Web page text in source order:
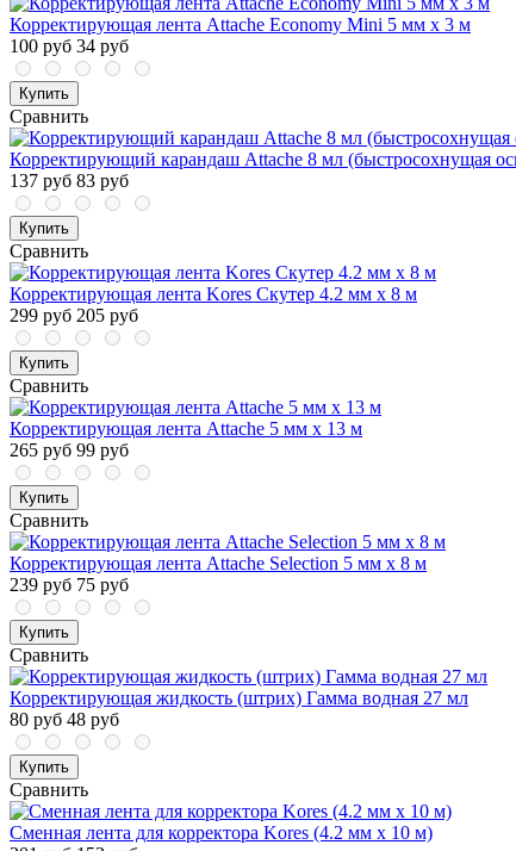
Корректирующая лента Attache Economy Mini 5 мм x 3 м
100 руб 34 руб
Купить
Сравнить
Корректирующий карандаш Attache 8 мл (быстросохнущая
137 руб 83 руб
Купить
Сравнить
Корректирующая лента Kores Скутер 4.2 мм x 8 м
299 руб 205 руб
Купить
Сравнить
Корректирующая лента Attache 5 мм x 13 м
265 руб 99 руб
Купить
Сравнить
Корректирующая лента Attache Selection 5 мм x 8 м
239 руб 75 руб
Купить
Сравнить
Корректирующая жидкость (штрих) Гамма водная 27 мл
80 руб 48 руб
Купить
Сравнить
Сменная лента для корректора Kores (4.2 мм x 10 м)